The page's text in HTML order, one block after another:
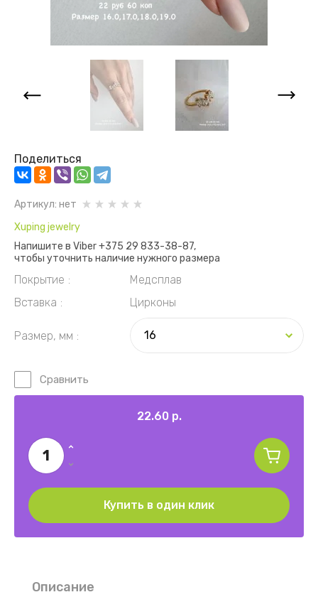
Поделиться
Артикул: нет
Xuping jewelry
Напишите в Viber +375 29 833-38-87,
чтобы уточнить наличие нужного размера
Покрытие
Медсплав
Вставка
Цирконы
Размер, мм
Сравнить
22.60 р.
Купить в один клик
Описание